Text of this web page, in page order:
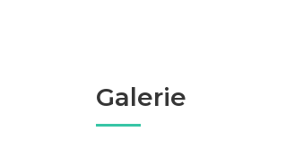
Galerie